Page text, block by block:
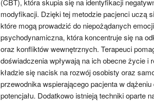
(CBT), która skupia się na identyfikacji
modyfikacji. Dzięki tej metodzie pacjenci uczą
które mogą prowadzić do niepożądanych
psychodynamiczna, która koncentruje się na
oraz konfliktów wewnętrznych. Terapeuci
doświadczenia wpływają na ich obecne życie i
kładzie się nacisk na rozwój osobisty oraz
przewodnika wspierającego pacjenta w dążeniu
potencjału. Dodatkowo istnieją techniki oparte